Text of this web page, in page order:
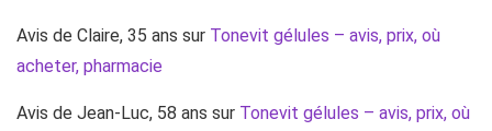
Avis de Claire, 35 ans sur Tonevit gélules – avis, prix, où
acheter, pharmacie
Avis de Jean-Luc, 58 ans sur Tonevit gélules – avis, prix, où